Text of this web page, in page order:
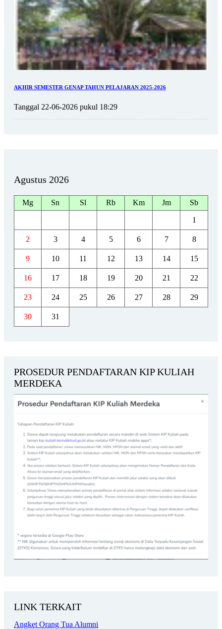
AKHIR SEMESTER GENAP TAHUN PELAJARAN 2025-2026
Tanggal 22-06-2026 pukul 18:29
Agustus 2026
Mg Sn Sl Rb Km Jm Sb
1
2 3 4 5 6 7 8
9 10 11 12 13 14 15
16 17 18 19 20 21 22
23 24 25 26 27 28 29
30 31
PROSEDUR PENDAFTARAN KIP KULIAH
MERDEKA
LINK TERKAIT
Angket Orang Tua Alumni